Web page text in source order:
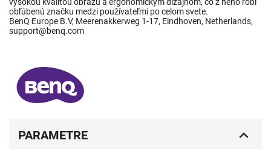
vysokou kvalitou obrazu a ergonomickým dizajnom, čo z neho robí
obľúbenú značku medzi používateľmi po celom svete.
BenQ Europe B.V, Meerenakkerweg 1-17, Eindhoven, Netherlands,
support@benq.com
PARAMETRE